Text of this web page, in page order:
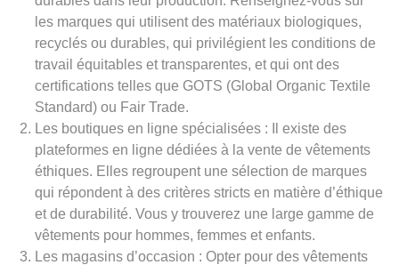
les marques qui utilisent des matériaux biologiques,
recyclés ou durables, qui privilégient les conditions de
travail équitables et transparentes, et qui ont des
certifications telles que GOTS (Global Organic Textile
Standard) ou Fair Trade.
Les boutiques en ligne spécialisées : Il existe des
plateformes en ligne dédiées à la vente de vêtements
éthiques. Elles regroupent une sélection de marques
qui répondent à des critères stricts en matière d’éthique
et de durabilité. Vous y trouverez une large gamme de
vêtements pour hommes, femmes et enfants.
Les magasins d’occasion : Opter pour des vêtements